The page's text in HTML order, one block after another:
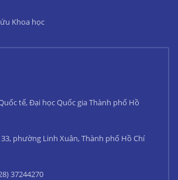
Khoa học
tế, Đại học Quốc gia Thành phố Hồ
phường Linh Xuân, Thành phố Hồ Chí
37244270